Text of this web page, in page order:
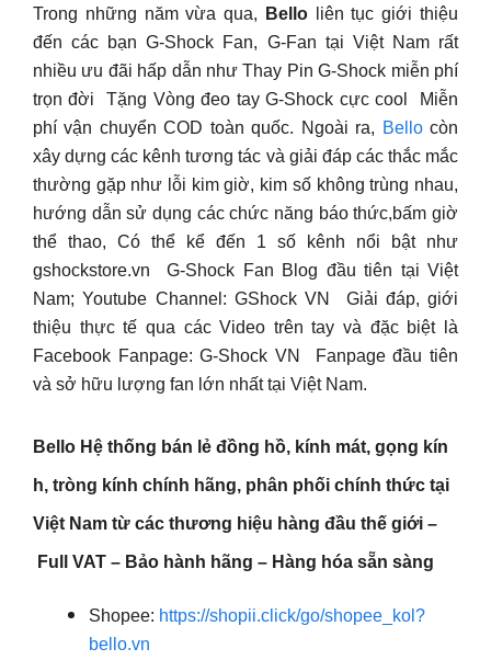
Trong những năm vừa qua, Belloliên tục giới thiệu
đến các bạn G-Shock Fan, G-Fan tại Việt Nam rất
nhiều ưu đãi hấp dẫn như Thay Pin G-Shock miễn phí
trọn đời Tặng Vòng đeo tay G-Shock cực cool Miễn
phí vận chuyển COD toàn quốc. Ngoài ra, Bellocòn
xây dựng các kênh tương tác và giải đáp các thắc mắc
thường gặp như lỗi kim giờ, kim số không trùng nhau,
hướng dẫn sử dụng các chức năng báo thức,bấm giờ
thể thao, Có thể kể đến 1 số kênh nổi bật như
gshockstore.vn G-Shock Fan Blog đầu tiên tại Việt
Nam; Youtube Channel: GShock VN Giải đáp, giới
thiệu thực tế qua các Video trên tay và đặc biệt là
Facebook Fanpage: G-Shock VN Fanpage đầu tiên
và sở hữu lượng fan lớn nhất tại Việt Nam.
Bello Hệ thống bán lẻ đồng hồ, kính mát, gọng kín
h, tròng kính chính hãng, phân phối chính thức tại
Việt Nam từ các thương hiệu hàng đầu thế giới –
Full VAT – Bảo hành hãng – Hàng hóa sẵn sàng
Shopee: https://shopii.click/go/shopee_kol?
bello.vn